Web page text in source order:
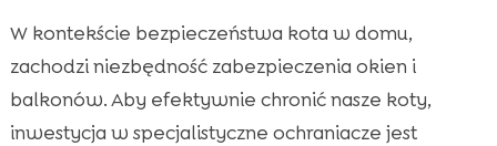
W kontekście bezpieczeństwa kota w domu,
zachodzi niezbędność zabezpieczenia okien i
balkonów. Aby efektywnie chronić nasze koty,
inwestycja w specjalistyczne ochraniacze jest